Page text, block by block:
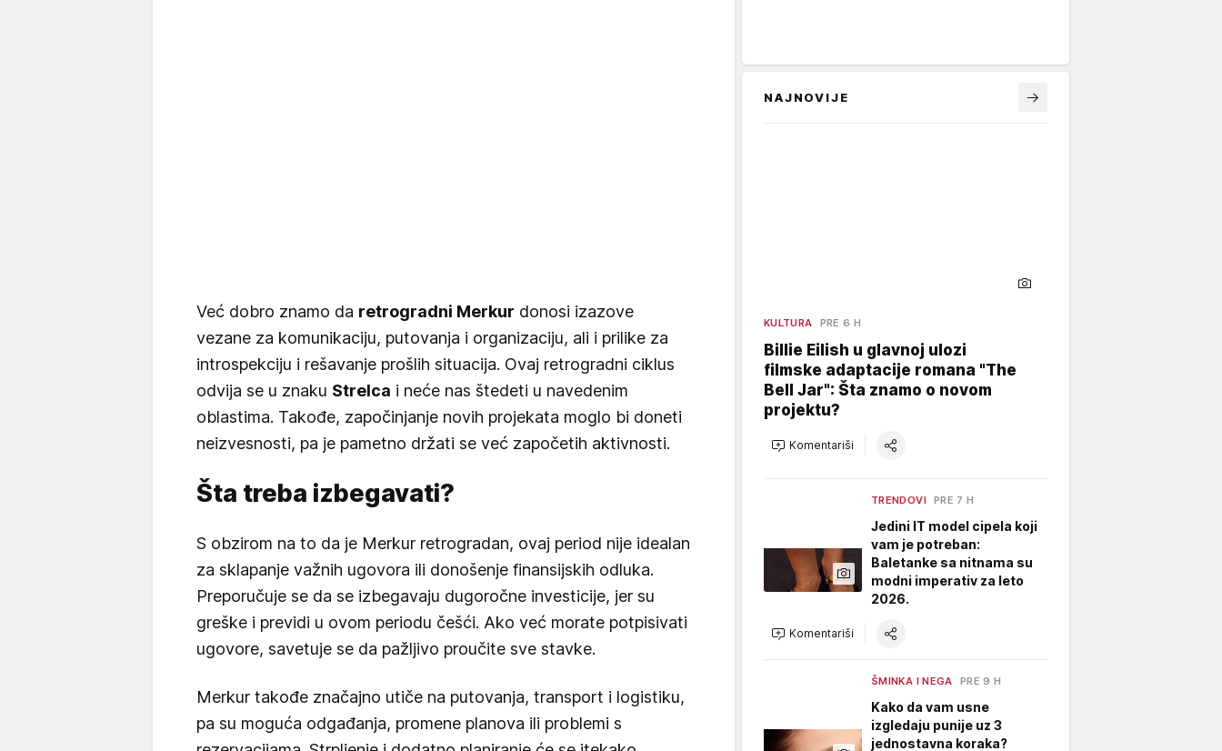
Već dobro znamo da retrogradni Merkur donosi izazove
vezane za komunikaciju, putovanja i organizaciju, ali i prilike za
introspekciju i rešavanje prošlih situacija. Ovaj retrogradni ciklus
odvija se u znaku Strelca i neće nas štedeti u navedenim
oblastima. Takođe, započinjanje novih projekata moglo bi doneti
neizvesnosti, pa je pametno držati se već započetih aktivnosti.
Šta treba izbegavati?
S obzirom na to da je Merkur retrogradan, ovaj period nije idealan
za sklapanje važnih ugovora ili donošenje finansijskih odluka.
Preporučuje se da se izbegavaju dugoročne investicije, jer su
greške i previdi u ovom periodu češći. Ako već morate potpisivati
ugovore, savetuje se da pažljivo proučite sve stavke.
Merkur takođe značajno utiče na putovanja, transport i logistiku,
pa su moguća odgađanja, promene planova ili problemi s
NAJNOVIJE
KULTURA PRE 6 H
Billie Eilish u glavnoj ulozi
filmske adaptacije romana "The
Bell Jar": Šta znamo o novom
projektu?
Komentariši
TRENDOVI PRE 7 H
Jedini IT model cipela koji
vam je potreban:
Baletanke sa nitnama su
modni imperativ za leto
2026.
Komentariši
ŠMINKA I NEGA PRE 9 H
Kako da vam usne
izgledaju punije uz 3
jednostavna koraka?